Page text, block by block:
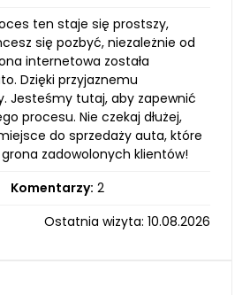
ten staje się prostszy,
się pozbyć, niezależnie od
internetowa została
Dzięki przyjaznemu
Jesteśmy tutaj, aby zapewnić
procesu. Nie czekaj dłużej,
do sprzedaży auta, które
zadowolonych klientów!
Komentarzy: 2
Ostatnia wizyta: 10.08.2026